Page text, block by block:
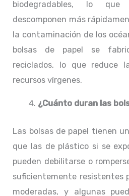
biodegradables, lo
descomponen más
la contaminación de los
bolsas de papel se
reciclados, lo que reduce
recursos vírgenes.
¿Cuánto duran las
Las bolsas de papel tienen
que las de plástico si se
pueden debilitarse o
suficientemente resistentes
moderadas, y algunas